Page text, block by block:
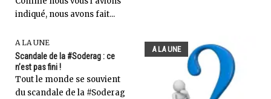
indiqué, nous avons fait...
A LA UNE
Scandale de la #Soderag : ce
n’est pas fini !
Tout le monde se souvient
du scandale de la #Soderag
A LA UNE